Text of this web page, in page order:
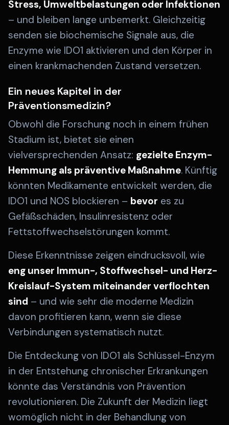
Stress, Umweltbelastungen oder Infektionen
– und bleiben lange unbemerkt. Gleichzeitig
senden sie biochemische Signale aus, die
Enzyme wie IDO1 aktivieren und den Körper in
einen krankmachenden Zustand versetzen.
Ein neues Kapitel in der
Präventionsmedizin?
Obwohl die Forschung noch in einem frühen
Stadium ist, bietet sie einen
vielversprechenden Ansatz: gezielte Enzym-
Hemmung als präventive Maßnahme. Künftig
könnten Medikamente entwickelt werden, die
IDO1 und NOS blockieren – bevor es zu
Gefäßschäden, Insulinresistenz oder
Fettstoffwechselstörungen kommt.
Diese Erkenntnisse zeigen eindrucksvoll, wie
eng unser Immun-, Stoffwechsel- und Herz-
Kreislauf-System miteinander verflochten
sind – und wie sehr die moderne Medizin
davon profitieren kann, wenn sie diese
Verbindungen systematisch nutzt.
Die Entdeckung von IDO1 als Schlüssel-Enzym
in der Entstehung chronischer Erkrankungen
könnte das Verständnis von Prävention
revolutionieren. Die Zukunft der Medizin liegt
womöglich nicht in der Behandlung von